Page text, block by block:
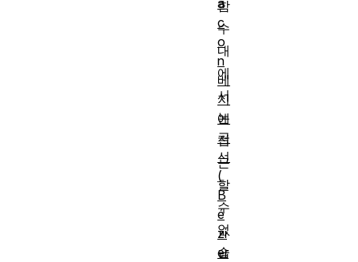
함
수
내
에
서
는
접
근
할
수
없
습
c
o
n
베
지
에
곡
선
(
B
é
zi
er